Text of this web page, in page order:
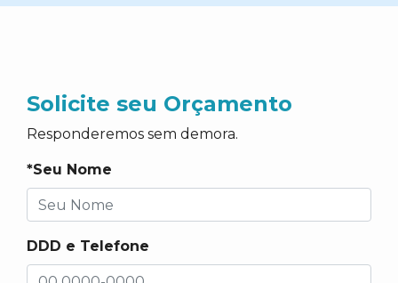
Solicite seu Orçamento
Responderemos sem demora.
*Seu Nome
DDD e Telefone